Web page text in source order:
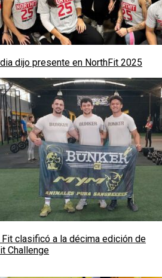
dijo presente en NorthFit 2025
Fit clasificó a la décima edición de
Challenge